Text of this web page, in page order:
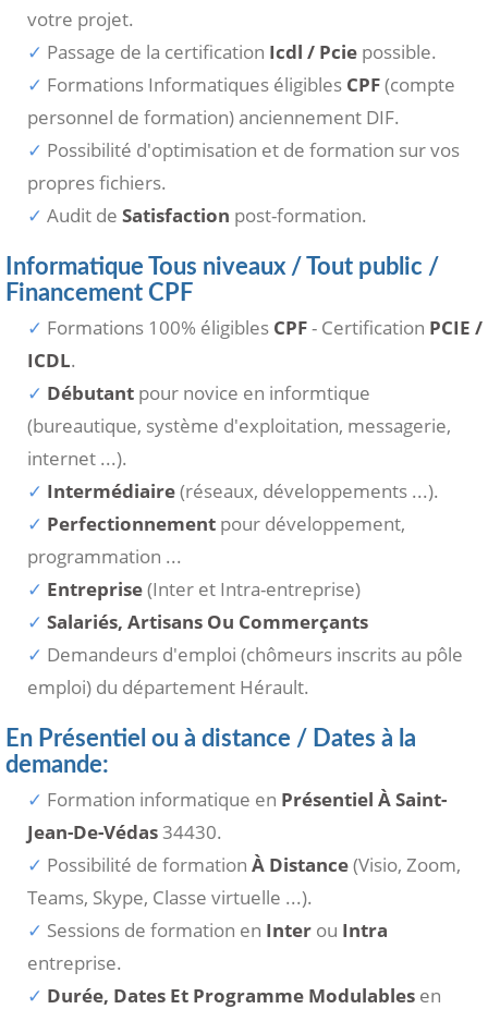
votre projet.
Passage de la certification Icdl / Pcie possible.
Formations Informatiques éligibles CPF(compte
personnel de formation) anciennement DIF.
Possibilité d'optimisation et de formation sur vos
propres fichiers.
Audit de Satisfaction post-formation.
Informatique Tous niveaux / Tout public /
Financement CPF
Formations 100% éligibles CPF- Certification PCIE /
ICDL.
Débutant pour novice en informtique
(bureautique, système d'exploitation, messagerie,
internet ...).
Intermédiaire(réseaux, développements ...).
Perfectionnement pour développement,
programmation ...
Entreprise(Inter et Intra-entreprise)
Salariés, Artisans Ou Commerçants
Demandeurs d'emploi (chômeurs inscrits au pôle
emploi) du département Hérault.
En Présentiel ou à distance / Dates à la
demande:
Formation informatique en Présentiel À Saint-
Jean-De-Védas34430.
Possibilité de formation À Distance(Visio, Zoom,
Teams, Skype, Classe virtuelle ...).
Sessions de formation en Inter ou Intra
entreprise.
Durée, Dates Et Programme Modulables en